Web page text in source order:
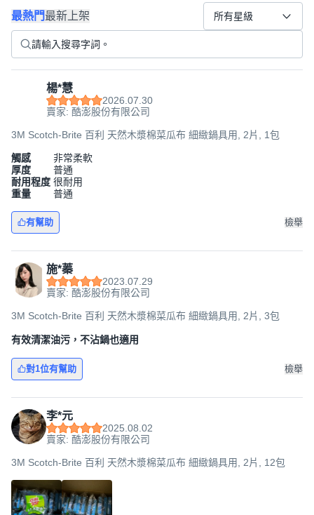
最熱門最新上架 所有星級
楊*慧
2026.07.30
賣家: 酷澎股份有限公司
3M Scotch-Brite 百利 天然木漿棉菜瓜布 細緻鍋具用, 2片, 1包
觸感
非常柔軟
厚度
普通
耐用程度 很耐用
重量
普通
有幫助 檢舉
施*蓁
2023.07.29
賣家: 酷澎股份有限公司
3M Scotch-Brite 百利 天然木漿棉菜瓜布 細緻鍋具用, 2片, 3包
有效清潔油污，不沾鍋也適用
對1位有幫助 檢舉
李*元
2025.08.02
賣家: 酷澎股份有限公司
3M Scotch-Brite 百利 天然木漿棉菜瓜布 細緻鍋具用, 2片, 12包